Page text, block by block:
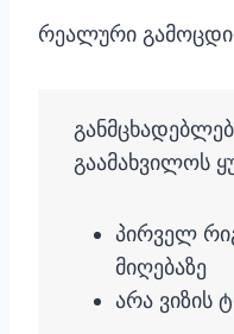
რეალური
გაამახვილოს
პირველ
მიღებაზე
არა ვიზის